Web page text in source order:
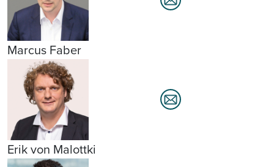
Marcus Faber
Erik von Malottki